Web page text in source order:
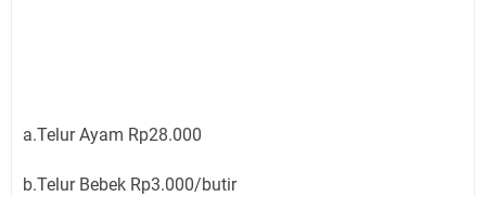
a.Telur Ayam Rp28.000
b.Telur Bebek Rp3.000/butir